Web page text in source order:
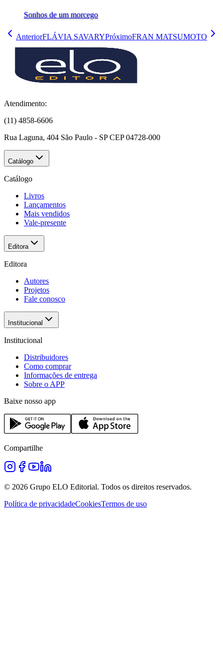
Sonhos de um morcego
AnteriorFLÁVIA SAVARYPróximoFRAN MATSUMOTO
Atendimento:
(11) 4858-6606
Rua Laguna, 404 São Paulo - SP CEP 04728-000
Catálogo
Catálogo
Livros
Lançamentos
Mais vendidos
Vale-presente
Editora
Editora
Autores
Projetos
Fale conosco
Institucional
Institucional
Distribuidores
Como comprar
Informações de entrega
Sobre o APP
Baixe nosso app
Compartilhe
© 2026 Grupo ELO Editorial. Todos os direitos reservados.
Política de privacidadeCookiesTermos de uso